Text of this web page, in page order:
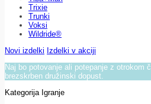
Trixie
Trunki
Voksi
Wildride®
Novi izdelki Izdelki v akciji
Naj bo potovanje ali potepanje z otrokom
brezskrben družinski dopust.
Kategorija Igranje